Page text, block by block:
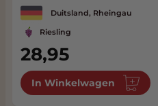
Duitsland, Rheingau
Riesling
28,95
In Winkelwagen